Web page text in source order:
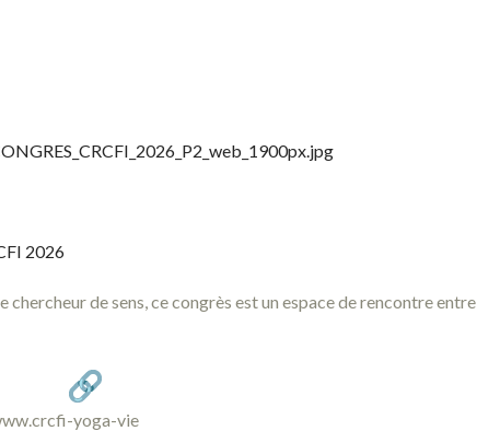
2026
de sens, ce congrès est un espace de rencontre entre
yoga-vie